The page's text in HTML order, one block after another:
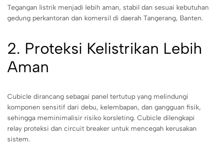
Tegangan listrik menjadi lebih aman, stabil dan sesuai kebutuhan
gedung perkantoran dan komersil di daerah Tangerang, Banten.
2. Proteksi Kelistrikan Lebih
Aman
Cubicle dirancang sebagai panel tertutup yang melindungi
komponen sensitif dari debu, kelembapan, dan gangguan fisik,
sehingga meminimalisir risiko korsleting. Cubicle dilengkapi
relay proteksi dan circuit breaker untuk mencegah kerusakan
sistem.